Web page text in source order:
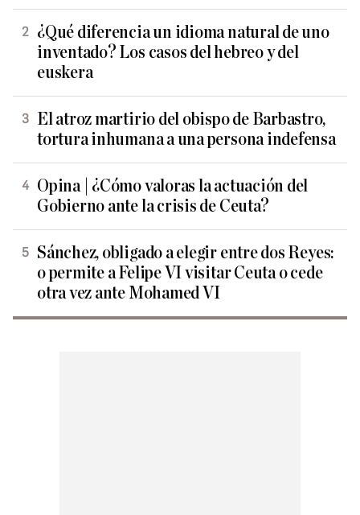
¿Qué diferencia un idioma natural de uno
inventado? Los casos del hebreo y del
euskera
El atroz martirio del obispo de Barbastro,
tortura inhumana a una persona indefensa
Opina | ¿Cómo valoras la actuación del
Gobierno ante la crisis de Ceuta?
Sánchez, obligado a elegir entre dos Reyes:
o permite a Felipe VI visitar Ceuta o cede
otra vez ante Mohamed VI